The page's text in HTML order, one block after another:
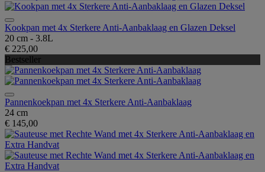
Kookpan met 4x Sterkere Anti-Aanbaklaag en Glazen Deksel
20 cm - 3.8L
€ 225,00
Bestseller
Pannenkoekpan met 4x Sterkere Anti-Aanbaklaag
24 cm
€ 145,00